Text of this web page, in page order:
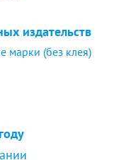
издательств
марки (без клея)